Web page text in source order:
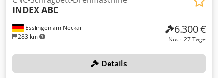
Esslingen am Neckar
283 km
INDEXABC
6.300 €
Noch 27 Tage
Details